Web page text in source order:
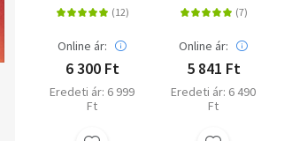
Online ár:
6 300 Ft
Eredeti ár: 6 999
Ft
Online ár:
5 841 Ft
Eredeti ár: 6 490
Ft